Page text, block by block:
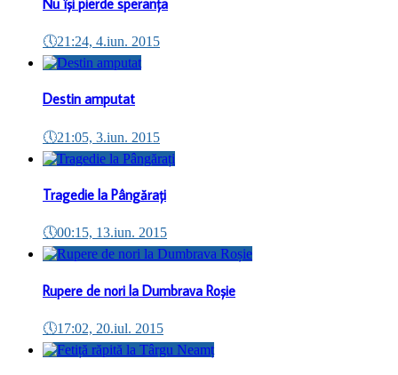
🕔21:24, 4.iun. 2015
Destin amputat
🕔21:05, 3.iun. 2015
Tragedie la Pângărați
🕔00:15, 13.iun. 2015
Rupere de nori la Dumbrava Roșie
🕔17:02, 20.iul. 2015